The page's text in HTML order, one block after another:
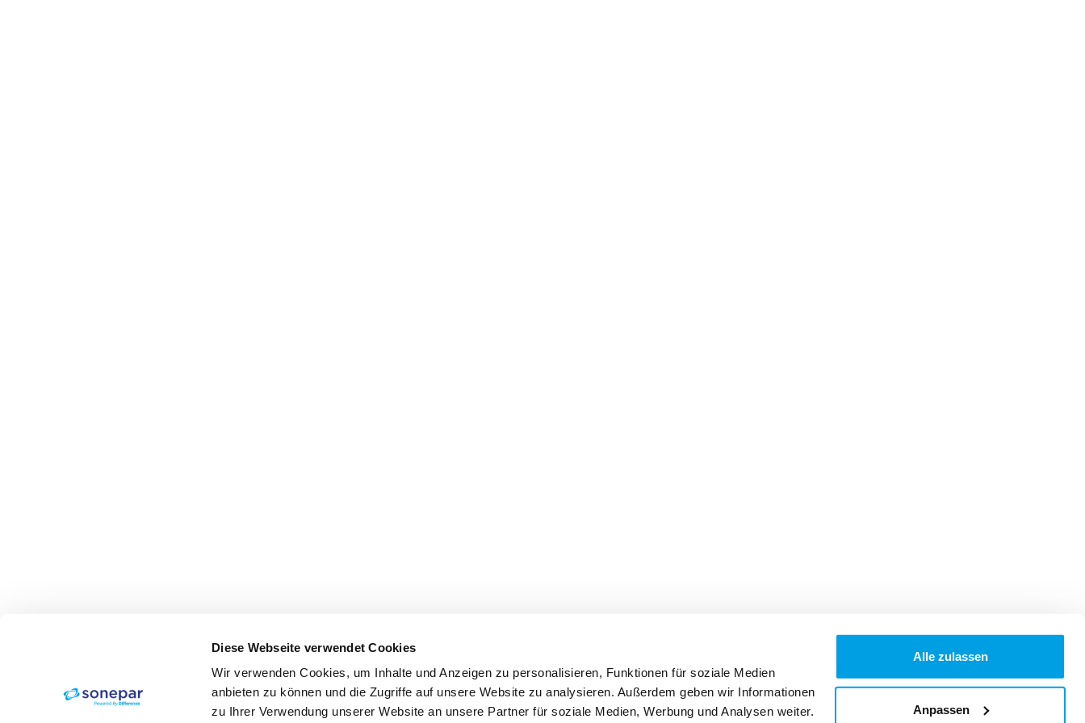
Diese Webseite verwendet Cookies
Wir verwenden Cookies, um Inhalte und Anzeigen zu personalisieren, Funktionen für soziale Medien
anbieten zu können und die Zugriffe auf unsere Website zu analysieren. Außerdem geben wir Informationen
zu Ihrer Verwendung unserer Website an unsere Partner für soziale Medien, Werbung und Analysen weiter.
Alle zulassen
Anpassen